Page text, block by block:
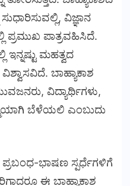
ವಿಜ್ಞಾನ
ಪ್ರಮುಖ ಪಾತ್ರವಹಿಸಿದೆ.
ಇನ್ನಷ್ಟು ಮಹತ್ವದ
ಬಾಹ್ಯಾಕಾಶ
ವಿದ್ಯಾರ್ಥಿಗಳು,
ಬೆಳೆಯಲಿ ಎಂಬುದು
ಪ್ರಬಂಧ-ಭಾಷಣ ಸ್ಪರ್ಧೆಗಳಿಗೆ
ಈ ಬಾಹ್ಯಾಕಾಶ